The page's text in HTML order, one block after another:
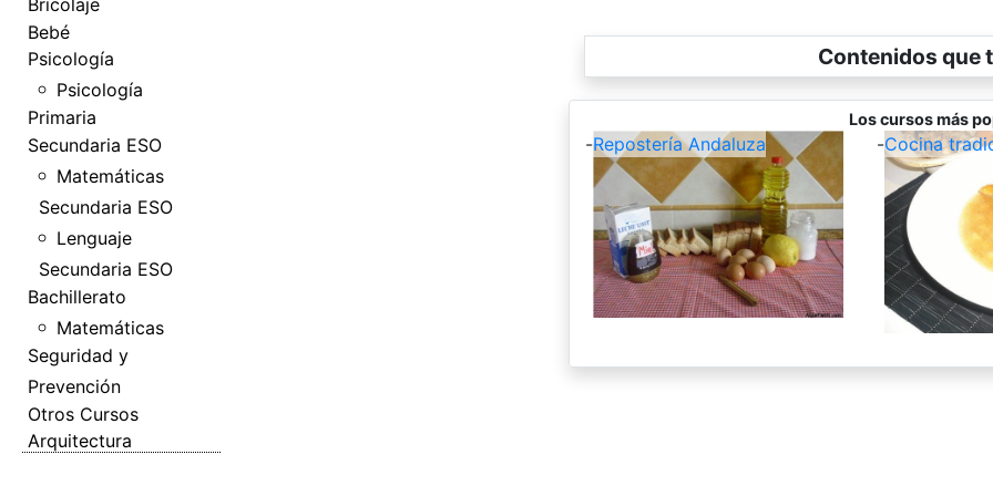
Bebé
Psicología
Psicología
Primaria
Secundaria ESO
Matemáticas
Secundaria ESO
Lenguaje
Secundaria ESO
Bachillerato
Matemáticas
Seguridad y
Prevención
Otros Cursos
Arquitectura
Contenidos que
Los cursos más
-Repostería Andaluza -Cocina